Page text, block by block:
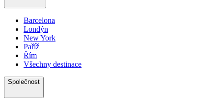
Barcelona
Londýn
New York
Paříž
Řím
Všechny destinace
Společnost